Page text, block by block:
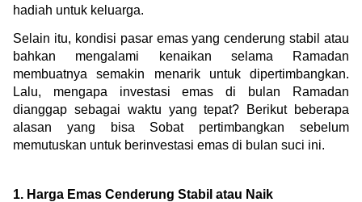
hadiah untuk keluarga.
Selain itu, kondisi pasar emas yang cenderung stabil atau
bahkan mengalami kenaikan selama Ramadan
membuatnya semakin menarik untuk dipertimbangkan.
Lalu, mengapa investasi emas di bulan Ramadan
dianggap sebagai waktu yang tepat? Berikut beberapa
alasan yang bisa Sobat pertimbangkan sebelum
memutuskan untuk berinvestasi emas di bulan suci ini.
1. Harga Emas Cenderung Stabil atau Naik